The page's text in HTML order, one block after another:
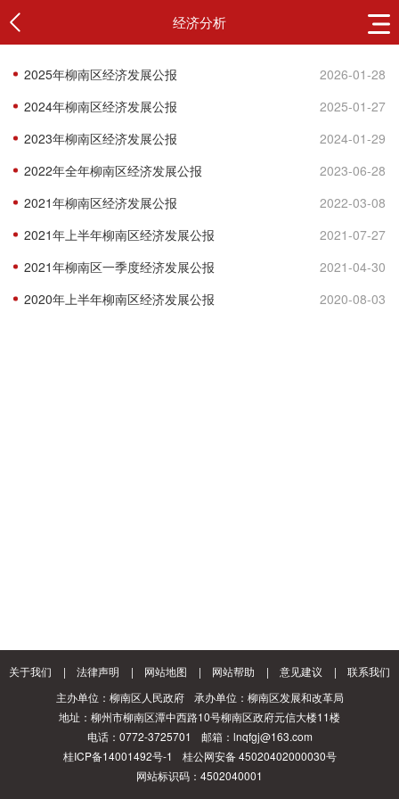
经济分析
2025年柳南区经济发展公报
2026-01-28
2024年柳南区经济发展公报
2025-01-27
2023年柳南区经济发展公报
2024-01-29
2022年全年柳南区经济发展公报
2023-06-28
2021年柳南区经济发展公报
2022-03-08
2021年上半年柳南区经济发展公报
2021-07-27
2021年柳南区一季度经济发展公报
2021-04-30
2020年上半年柳南区经济发展公报
2020-08-03
关于我们 | 法律声明 | 网站地图 | 网站帮助 | 意见建议 |
联系我们
主办单位：柳南区人民政府
承办单位：柳南区发展和改革局
地址：柳州市柳南区潭中西路10号柳南区政府元信大楼11楼
电话：0772-3725701
邮箱：lnqfgj@163.com
桂ICP备14001492号-1
桂公网安备 45020402000030号
网站标识码：4502040001